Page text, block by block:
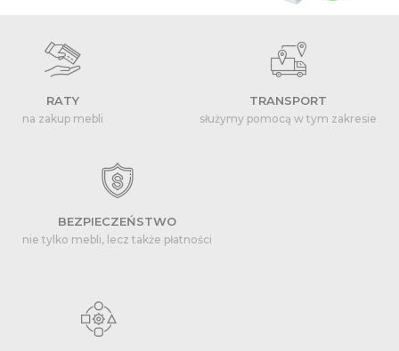
RATY
na zakup mebli
TRANSPORT
służymy pomocą w tym zakresie
BEZPIECZEŃSTWO
nie tylko mebli, lecz także płatności